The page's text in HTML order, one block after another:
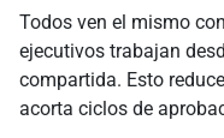
Todos ven el mismo
ejecutivos trabajan
compartida. Esto
acorta ciclos de